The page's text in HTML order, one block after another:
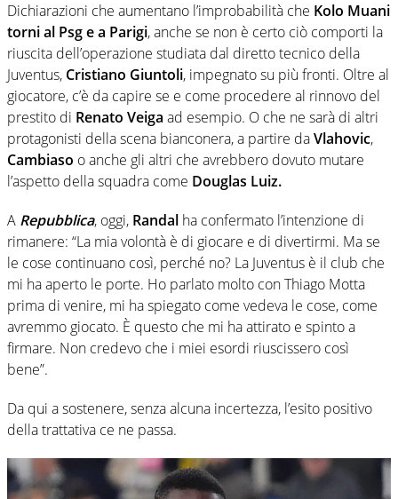
Dichiarazioni che aumentano l’improbabilità che Kolo Muani
torni al Psg e a Parigi, anche se non è certo ciò comporti la
riuscita dell’operazione studiata dal diretto tecnico della
Juventus, Cristiano Giuntoli, impegnato su più fronti. Oltre al
giocatore, c’è da capire se e come procedere al rinnovo del
prestito di Renato Veiga ad esempio. O che ne sarà di altri
protagonisti della scena bianconera, a partire daVlahovic,
Cambiaso o anche gli altri che avrebbero dovuto mutare
l’aspetto della squadra come Douglas Luiz.
A Repubblica, oggi, Randal ha confermato l’intenzione di
rimanere: “La mia volontà è di giocare e di divertirmi. Ma se
le cose continuano così, perché no? La Juventus è il club che
mi ha aperto le porte. Ho parlato molto con Thiago Motta
prima di venire, mi ha spiegato come vedeva le cose, come
avremmo giocato. È questo che mi ha attirato e spinto a
firmare. Non credevo che i miei esordi riuscissero così
bene”.
Da qui a sostenere, senza alcuna incertezza, l’esito positivo
della trattativa ce ne passa.